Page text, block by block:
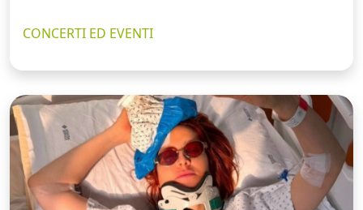
CONCERTI ED EVENTI